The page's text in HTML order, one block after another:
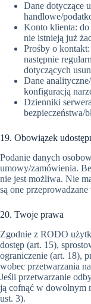
Dane dotyczące
handlowe/
Konto klienta: do
nie istnieją już
Prośby o
następnie
dotyczących
Dane
konfiguracją
Dzienniki
bezpieczeństwa/
19. Obowiązek
Podanie danych
umowy/zamówienia.
nie jest możliwa. Nie
są one przeprowadzane
20. Twoje prawa
Zgodnie z RODO
dostęp (art. 15),
ograniczenie (art. 18),
wobec przetwarzania
Jeśli przetwarzanie
ją cofnąć w dowolnym
ust. 3).